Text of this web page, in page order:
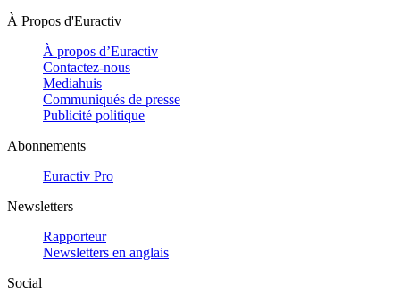
À Propos d'Euractiv
À propos d’Euractiv
Contactez-nous
Mediahuis
Communiqués de presse
Publicité politique
Abonnements
Euractiv Pro
Newsletters
Rapporteur
Newsletters en anglais
Social